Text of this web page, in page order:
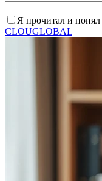
Я прочитал и понял
CLOUGLOBAL